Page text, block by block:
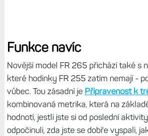
Funkce navíc
Novější model FR 265 přichází také s
které hodinky FR 255 zatím nemají -
vůbec. Tou zásadní je Připravenost k
kombinovaná metrika, která na
hodnotí, jestli jste si od poslední
odpočinuli, zda jste se dobře vyspali,